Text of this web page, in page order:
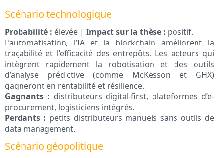
Scénario technologique
Probabilité : élevée | Impact sur la thèse : positif.
L’automatisation, l’IA et la blockchain améliorent la
traçabilité et l’efficacité des entrepôts. Les acteurs qui
intègrent rapidement la robotisation et des outils
d’analyse prédictive (comme McKesson et GHX)
gagneront en rentabilité et résilience.
Gagnants : distributeurs digital-first, plateformes d’e-
procurement, logisticiens intégrés.
Perdants : petits distributeurs manuels sans outils de
data management.
Scénario géopolitique